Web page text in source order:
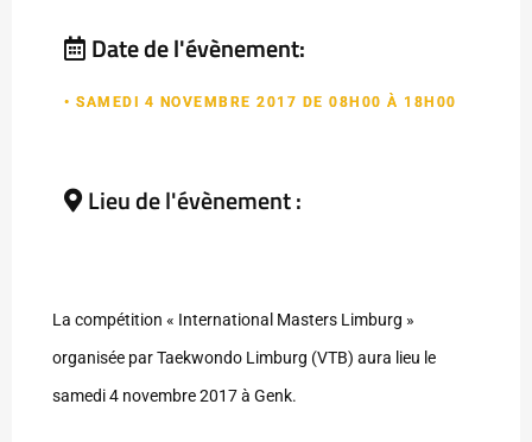
Date de l'évènement:
• SAMEDI 4 NOVEMBRE 2017 DE 08H00 À 18H00
Lieu de l'évènement :
La compétition « International Masters Limburg »
organisée par Taekwondo Limburg (VTB) aura lieu le
samedi 4 novembre 2017 à Genk.